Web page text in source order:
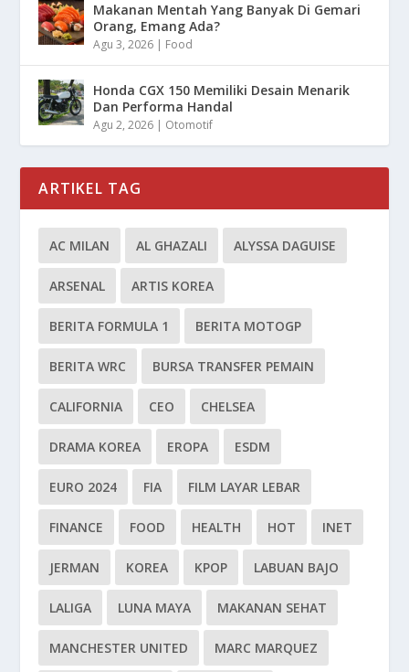
Makanan Mentah Yang Banyak Di Gemari
Orang, Emang Ada?
Agu 3, 2026 | Food
Honda CGX 150 Memiliki Desain Menarik
Dan Performa Handal
Agu 2, 2026 | Otomotif
ARTIKEL TAG
AC MILAN AL GHAZALI ALYSSA DAGUISE
ARSENAL ARTIS KOREA
BERITA FORMULA 1 BERITA MOTOGP
BERITA WRC BURSA TRANSFER PEMAIN
CALIFORNIA CEO CHELSEA
DRAMA KOREA EROPA ESDM
EURO 2024 FIA FILM LAYAR LEBAR
FINANCE FOOD HEALTH HOT INET
JERMAN KOREA KPOP LABUAN BAJO
LALIGA LUNA MAYA MAKANAN SEHAT
MANCHESTER UNITED MARC MARQUEZ